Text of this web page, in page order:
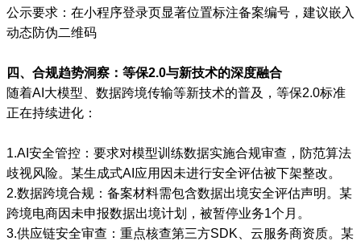
公示要求：在小程序登录页显著位置标注备案编号，建议嵌入
动态防伪二维码
四、合规趋势洞察：等保2.0与新技术的深度融合
随着AI大模型、数据跨境传输等新技术的普及，等保2.0标准
正在持续进化：
1.AI安全管控：要求对模型训练数据实施合规审查，防范算法
歧视风险。某生成式AI应用因未进行安全评估被下架整改。
2.数据跨境合规：备案材料需包含数据出境安全评估声明。某
跨境电商因未申报数据出境计划，被暂停业务1个月。
3.供应链安全审查：重点核查第三方SDK、云服务商资质。某